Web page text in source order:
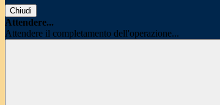
Chiudi
Attendere...
Attendere il completamento dell'operazione...